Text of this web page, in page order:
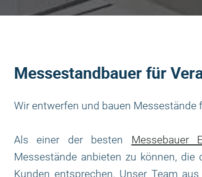
Messestandbauer für
Wir entwerfen und bauen Messestände
Als einer der besten Messebauer
Messestände anbieten zu können,
Kunden entsprechen. Unser Team